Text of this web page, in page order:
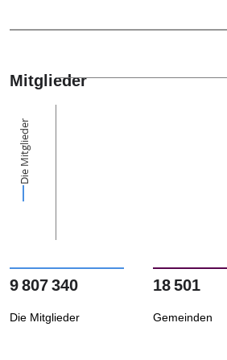
Mitglieder
Die Mitglieder
9 807 340
Die Mitglieder
18 501
Gemeinden